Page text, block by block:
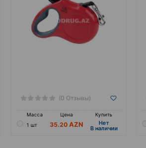
(0 Отзывы)
Масса Цена
Купить
1 шт
35.20 Hет
B наличии